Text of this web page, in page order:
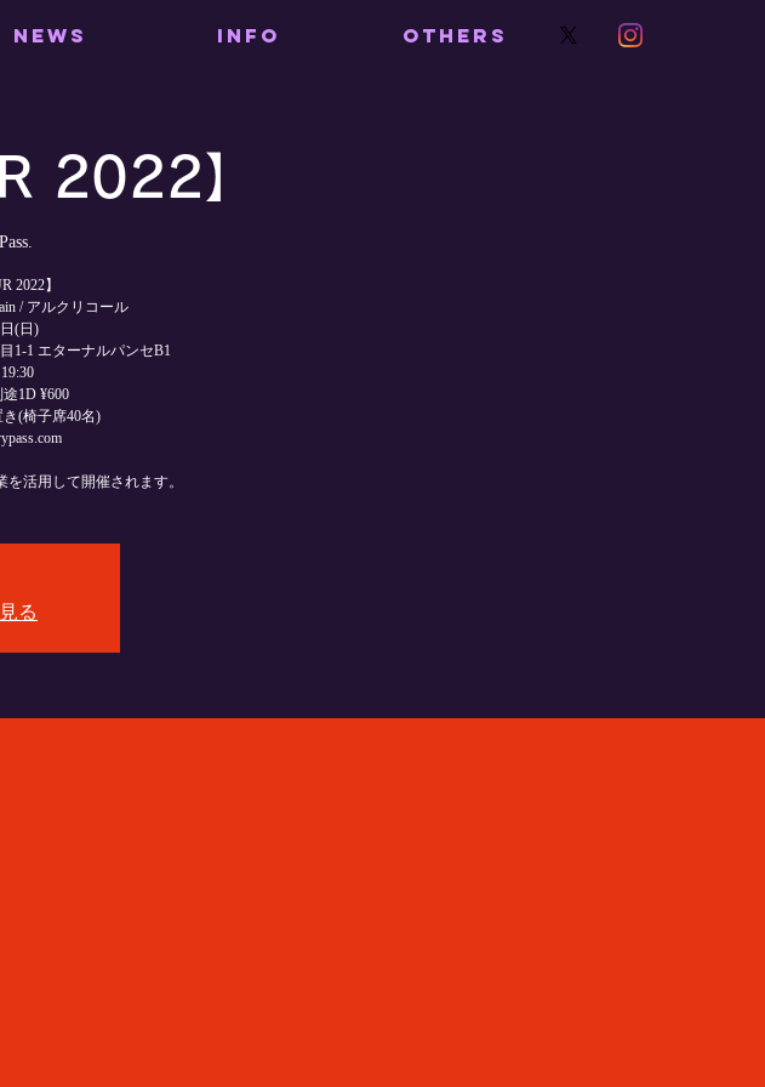
NEWS INFO OTHERS
2022】
2022】
/ アルクリコール
(日)
1-1 エターナルパンセB1
1D ¥600
き(椅子席40名)
活用して開催されます。
る